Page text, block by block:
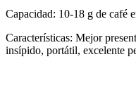
Capacidad: 10-18 g de café
Características: Mejor
insípido, portátil, excelente